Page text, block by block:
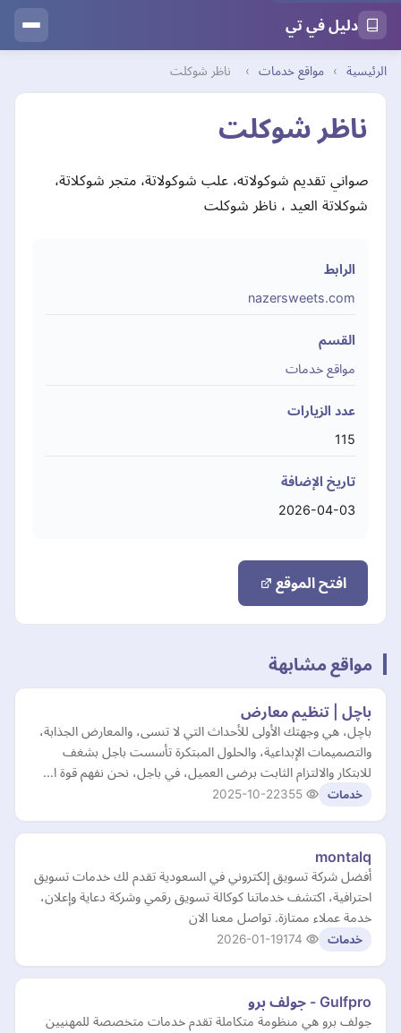
دليل في تي
الرئيسية › مواقع خدمات › ناظر شوكلت
ناظر شوكلت
صواني تقديم شوكولاته، علب شوكولاتة، متجر شوكلاتة،
شوكلاتة العيد ، ناظر شوكلت
الرابط
nazersweets.com
القسم
مواقع خدمات
عدد الزيارات
115
تاريخ الإضافة
2026-04-03
افتح الموقع
مواقع مشابهة
باچل | تنظيم معارض
باچل، هي وجهتك الأولى للأحداث التي لا تنسى، والمعارض الجذابة،
والتصميمات الإبداعية، والحلول المبتكرة تأسست باجل بشغف
للابتكار والالتزام الثابت برضى العميل، في باجل، نحن نفهم قوة ا…
خدمات 2025-10-22
montalq
أفضل شركة تسويق إلكتروني في السعودية تقدم لك خدمات تسويق
احترافية، اكتشف خدماتنا كوكالة تسويق رقمي وشركة دعاية وإعلان،
خدمة عملاء ممتازة. تواصل معنا الان
خدمات 2026-01-19
Gulfpro - جولف برو
جولف برو هي منظومة متكاملة تقدم خدمات متخصصة للمهنيين